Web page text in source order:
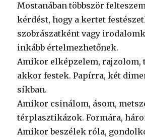
Mostanában többször
kérdést, hogy a kertet
szobrászatként vagy
inkább értelmezhetőnek.
Amikor elképzelem, rajzolom,
akkor festek. Papírra, két
síkban.
Amikor csinálom, ásom,
térplasztikázok. Formára,
Amikor beszélek róla,